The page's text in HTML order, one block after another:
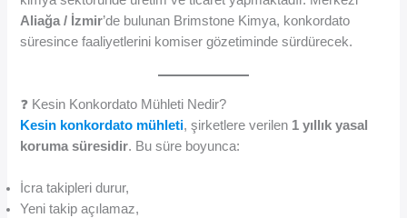
Aliağa / İzmir’de bulunan Brimstone Kimya, konkordato
süresince faaliyetlerini komiser gözetiminde sürdürecek.
❓ Kesin Konkordato Mühleti Nedir?
Kesin konkordato mühleti, şirketlere verilen 1 yıllık yasal
koruma süresidir. Bu süre boyunca:
İcra takipleri durur,
Yeni takip açılamaz,